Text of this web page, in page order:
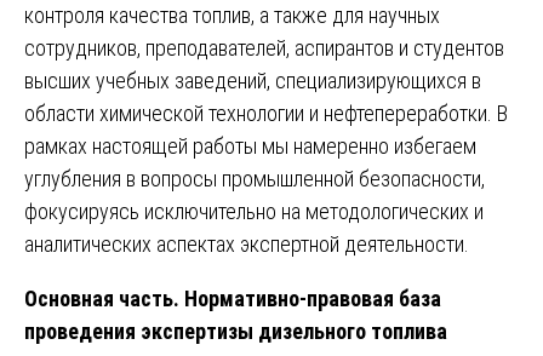
контроля качества топлив, а также для научных
сотрудников, преподавателей, аспирантов и студентов
высших учебных заведений, специализирующихся в
области химической технологии и нефтепереработки. В
рамках настоящей работы мы намеренно избегаем
углубления в вопросы промышленной безопасности,
фокусируясь исключительно на методологических и
аналитических аспектах экспертной деятельности.
Основная часть. Нормативно-правовая база
проведения экспертизы дизельного топлива